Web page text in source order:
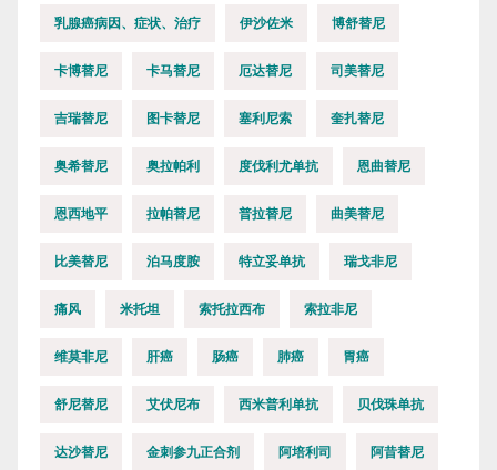
乳腺癌病因、症状、治疗 伊沙佐米 博舒替尼
卡博替尼 卡马替尼 厄达替尼 司美替尼
吉瑞替尼 图卡替尼 塞利尼索 奎扎替尼
奥希替尼 奥拉帕利 度伐利尤单抗 恩曲替尼
恩西地平 拉帕替尼 普拉替尼 曲美替尼
比美替尼 泊马度胺 特立妥单抗 瑞戈非尼
痛风 米托坦 索托拉西布 索拉非尼
维莫非尼 肝癌 肠癌 肺癌 胃癌
舒尼替尼 艾伏尼布 西米普利单抗 贝伐珠单抗
达沙替尼 金刺参九正合剂 阿培利司 阿昔替尼